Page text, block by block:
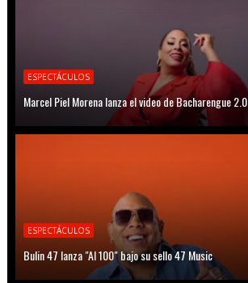
ESPECTÁCULOS
Marcel Piel Morena lanza el video de Bacharengue 2.0
ESPECTÁCULOS
Bulin 47 lanza "Al 100" bajo su sello 47 Music